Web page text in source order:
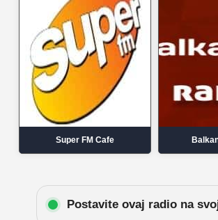
Super FM Cafe
Postavite ovaj radio na